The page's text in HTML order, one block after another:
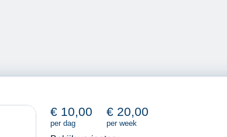
€ 10,00
per dag
€ 20,00
per week